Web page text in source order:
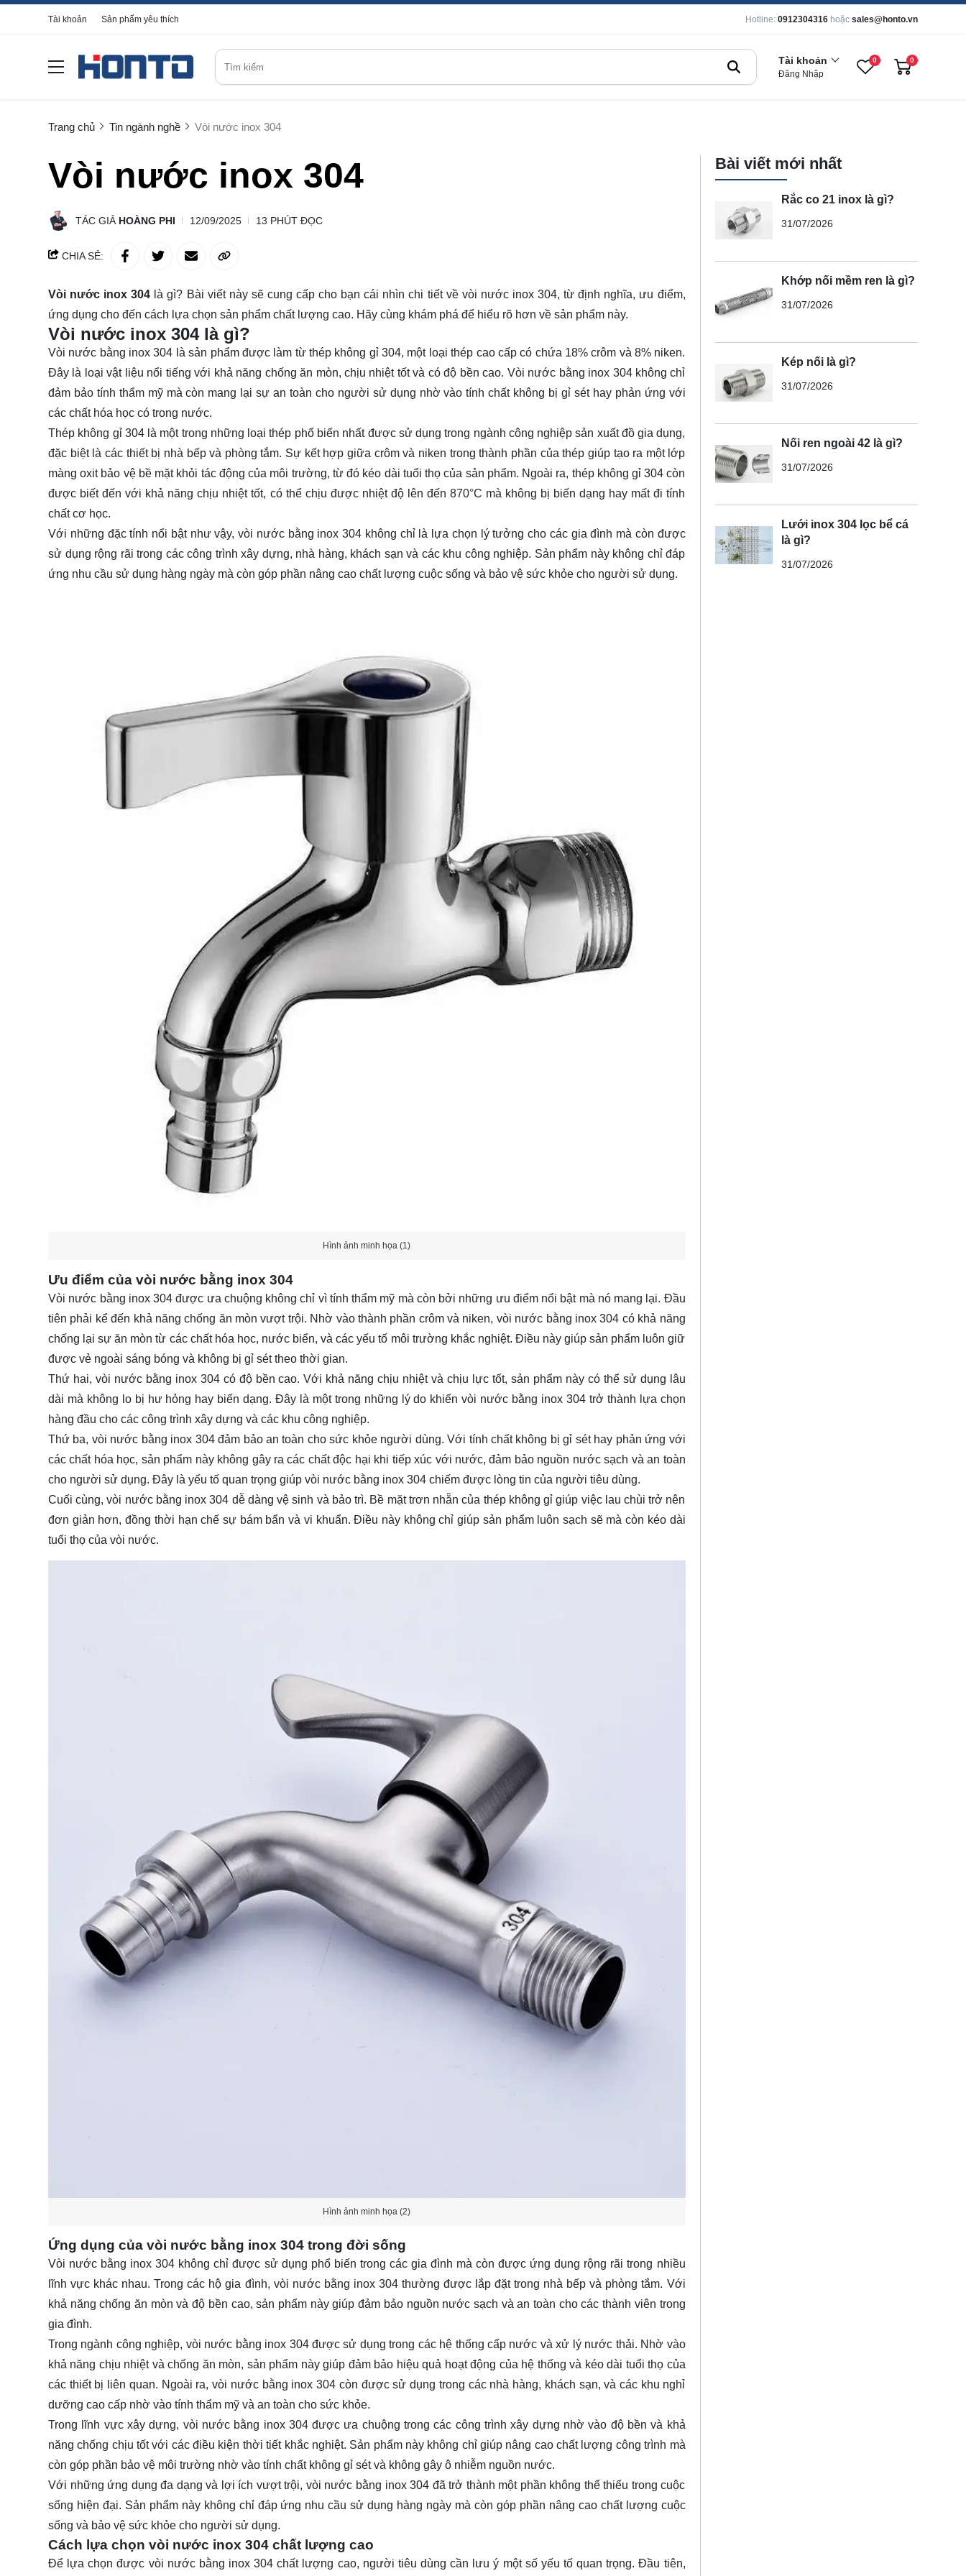
Tài khoản Sản phẩm yêu thích Hotline: 0912304316 hoặc sales@honto.vn
Tài khoản
Đăng Nhập
0 0
Trang chủ Tin ngành nghề Vòi nước inox 304
Vòi nước inox 304
TÁC GIẢ HOÀNG PHI 12/09/2025 13 PHÚT ĐỌC
CHIA SẺ:
Vòi nước inox 304 là gì? Bài viết này sẽ cung cấp cho bạn cái nhìn chi tiết về vòi nước inox 304, từ định nghĩa, ưu điểm,
ứng dụng cho đến cách lựa chọn sản phẩm chất lượng cao. Hãy cùng khám phá để hiểu rõ hơn về sản phẩm này.
Vòi nước inox 304 là gì?
Vòi nước bằng inox 304 là sản phẩm được làm từ thép không gỉ 304, một loại thép cao cấp có chứa 18% crôm và 8% niken.
Đây là loại vật liệu nổi tiếng với khả năng chống ăn mòn, chịu nhiệt tốt và có độ bền cao. Vòi nước bằng inox 304 không chỉ
đảm bảo tính thẩm mỹ mà còn mang lại sự an toàn cho người sử dụng nhờ vào tính chất không bị gỉ sét hay phản ứng với
các chất hóa học có trong nước.
Thép không gỉ 304 là một trong những loại thép phổ biến nhất được sử dụng trong ngành công nghiệp sản xuất đồ gia dụng,
đặc biệt là các thiết bị nhà bếp và phòng tắm. Sự kết hợp giữa crôm và niken trong thành phần của thép giúp tạo ra một lớp
màng oxit bảo vệ bề mặt khỏi tác động của môi trường, từ đó kéo dài tuổi thọ của sản phẩm. Ngoài ra, thép không gỉ 304 còn
được biết đến với khả năng chịu nhiệt tốt, có thể chịu được nhiệt độ lên đến 870°C mà không bị biến dạng hay mất đi tính
chất cơ học.
Với những đặc tính nổi bật như vậy, vòi nước bằng inox 304 không chỉ là lựa chọn lý tưởng cho các gia đình mà còn được
sử dụng rộng rãi trong các công trình xây dựng, nhà hàng, khách sạn và các khu công nghiệp. Sản phẩm này không chỉ đáp
ứng nhu cầu sử dụng hàng ngày mà còn góp phần nâng cao chất lượng cuộc sống và bảo vệ sức khỏe cho người sử dụng.
Hình ảnh minh họa (1)
Ưu điểm của vòi nước bằng inox 304
Vòi nước bằng inox 304 được ưa chuộng không chỉ vì tính thẩm mỹ mà còn bởi những ưu điểm nổi bật mà nó mang lại. Đầu
tiên phải kể đến khả năng chống ăn mòn vượt trội. Nhờ vào thành phần crôm và niken, vòi nước bằng inox 304 có khả năng
chống lại sự ăn mòn từ các chất hóa học, nước biển, và các yếu tố môi trường khắc nghiệt. Điều này giúp sản phẩm luôn giữ
được vẻ ngoài sáng bóng và không bị gỉ sét theo thời gian.
Thứ hai, vòi nước bằng inox 304 có độ bền cao. Với khả năng chịu nhiệt và chịu lực tốt, sản phẩm này có thể sử dụng lâu
dài mà không lo bị hư hỏng hay biến dạng. Đây là một trong những lý do khiến vòi nước bằng inox 304 trở thành lựa chọn
hàng đầu cho các công trình xây dựng và các khu công nghiệp.
Thứ ba, vòi nước bằng inox 304 đảm bảo an toàn cho sức khỏe người dùng. Với tính chất không bị gỉ sét hay phản ứng với
các chất hóa học, sản phẩm này không gây ra các chất độc hại khi tiếp xúc với nước, đảm bảo nguồn nước sạch và an toàn
cho người sử dụng. Đây là yếu tố quan trọng giúp vòi nước bằng inox 304 chiếm được lòng tin của người tiêu dùng.
Cuối cùng, vòi nước bằng inox 304 dễ dàng vệ sinh và bảo trì. Bề mặt trơn nhẵn của thép không gỉ giúp việc lau chùi trở nên
đơn giản hơn, đồng thời hạn chế sự bám bẩn và vi khuẩn. Điều này không chỉ giúp sản phẩm luôn sạch sẽ mà còn kéo dài
tuổi thọ của vòi nước.
Hình ảnh minh họa (2)
Ứng dụng của vòi nước bằng inox 304 trong đời sống
Vòi nước bằng inox 304 không chỉ được sử dụng phổ biến trong các gia đình mà còn được ứng dụng rộng rãi trong nhiều
lĩnh vực khác nhau. Trong các hộ gia đình, vòi nước bằng inox 304 thường được lắp đặt trong nhà bếp và phòng tắm. Với
khả năng chống ăn mòn và độ bền cao, sản phẩm này giúp đảm bảo nguồn nước sạch và an toàn cho các thành viên trong
gia đình.
Trong ngành công nghiệp, vòi nước bằng inox 304 được sử dụng trong các hệ thống cấp nước và xử lý nước thải. Nhờ vào
khả năng chịu nhiệt và chống ăn mòn, sản phẩm này giúp đảm bảo hiệu quả hoạt động của hệ thống và kéo dài tuổi thọ của
các thiết bị liên quan. Ngoài ra, vòi nước bằng inox 304 còn được sử dụng trong các nhà hàng, khách sạn, và các khu nghỉ
dưỡng cao cấp nhờ vào tính thẩm mỹ và an toàn cho sức khỏe.
Trong lĩnh vực xây dựng, vòi nước bằng inox 304 được ưa chuộng trong các công trình xây dựng nhờ vào độ bền và khả
năng chống chịu tốt với các điều kiện thời tiết khắc nghiệt. Sản phẩm này không chỉ giúp nâng cao chất lượng công trình mà
còn góp phần bảo vệ môi trường nhờ vào tính chất không gỉ sét và không gây ô nhiễm nguồn nước.
Với những ứng dụng đa dạng và lợi ích vượt trội, vòi nước bằng inox 304 đã trở thành một phần không thể thiếu trong cuộc
sống hiện đại. Sản phẩm này không chỉ đáp ứng nhu cầu sử dụng hàng ngày mà còn góp phần nâng cao chất lượng cuộc
sống và bảo vệ sức khỏe cho người sử dụng.
Cách lựa chọn vòi nước inox 304 chất lượng cao
Để lựa chọn được vòi nước bằng inox 304 chất lượng cao, người tiêu dùng cần lưu ý một số yếu tố quan trọng. Đầu tiên,
Bài viết mới nhất
Rắc co 21 inox là gì?
31/07/2026
Khớp nối mềm ren là gì?
31/07/2026
Kép nối là gì?
31/07/2026
Nối ren ngoài 42 là gì?
31/07/2026
Lưới inox 304 lọc bể cá
là gì?
31/07/2026